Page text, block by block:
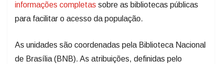
informações completas sobre as bibliotecas públicas
para facilitar o acesso da população.
As unidades são coordenadas pela Biblioteca Nacional
de Brasília (BNB). As atribuições, definidas pelo